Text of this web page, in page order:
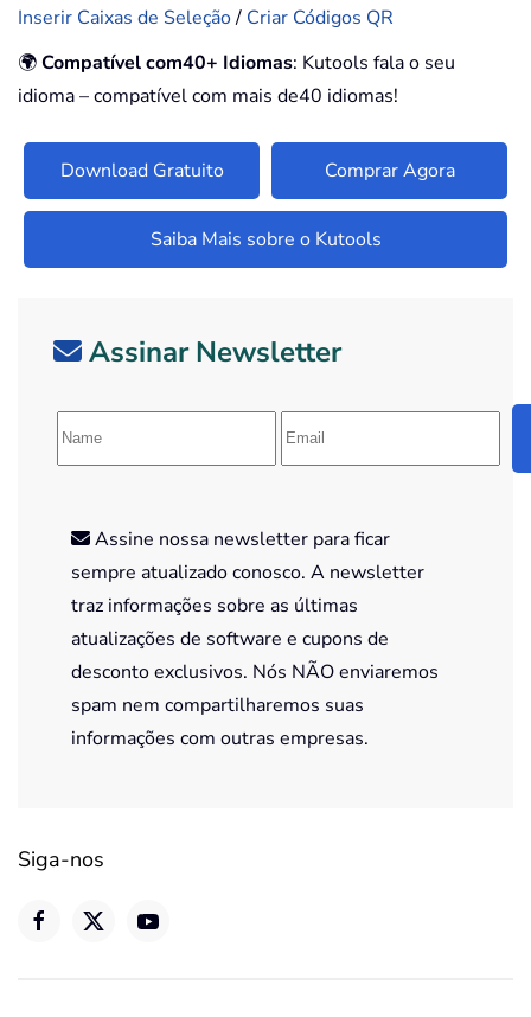
Inserir Caixas de Seleção/ Criar Códigos QR
🌍Compatível com40+ Idiomas: Kutools fala o seu
idioma – compatível com mais de40 idiomas!
Download Gratuito Comprar Agora
Saiba Mais sobre o Kutools
Assinar Newsletter
Assine nossa newsletter para ficar
sempre atualizado conosco. A newsletter
traz informações sobre as últimas
atualizações de software e cupons de
desconto exclusivos. Nós NÃO enviaremos
spam nem compartilharemos suas
informações com outras empresas.
Siga-nos